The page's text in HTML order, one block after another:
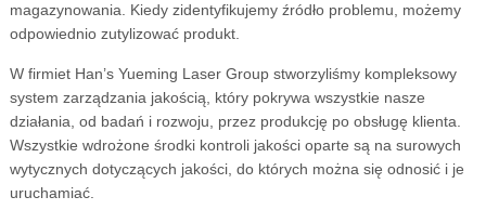
magazynowania. Kiedy zidentyfikujemy źródło problemu, możemy
odpowiednio zutylizować produkt.
W firmiet Han’s Yueming Laser Group stworzyliśmy kompleksowy
system zarządzania jakością, który pokrywa wszystkie nasze
działania, od badań i rozwoju, przez produkcję po obsługę klienta.
Wszystkie wdrożone środki kontroli jakości oparte są na surowych
wytycznych dotyczących jakości, do których można się odnosić i je
uruchamiać.